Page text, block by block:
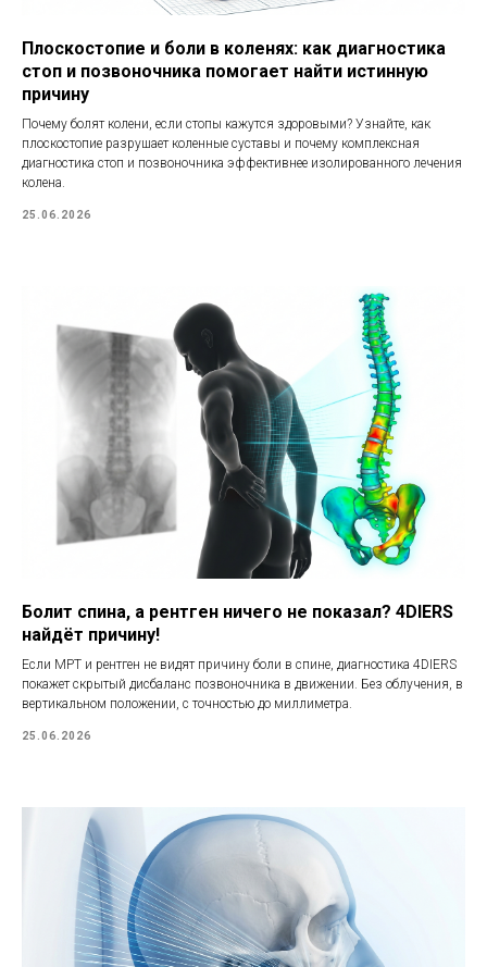
Плоскостопие и боли в коленях: как диагностика
стоп и позвоночника помогает найти истинную
причину
Почему болят колени, если стопы кажутся здоровыми? Узнайте, как
плоскостопие разрушает коленные суставы и почему комплексная
диагностика стоп и позвоночника эффективнее изолированного лечения
колена.
25.06.2026
Болит спина, а рентген ничего не показал? 4DIERS
найдёт причину!
Если МРТ и рентген не видят причину боли в спине, диагностика 4DIERS
покажет скрытый дисбаланс позвоночника в движении. Без облучения, в
вертикальном положении, с точностью до миллиметра.
25.06.2026